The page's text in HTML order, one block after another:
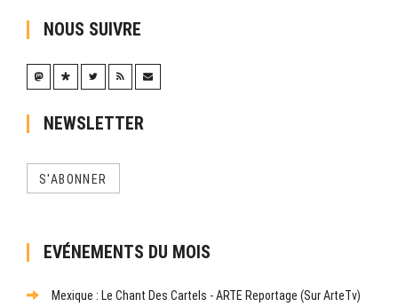
NOUS SUIVRE
NEWSLETTER
S'ABONNER
EVÉNEMENTS DU MOIS
Mexique : Le Chant Des Cartels - ARTE Reportage (sur ArteTv)